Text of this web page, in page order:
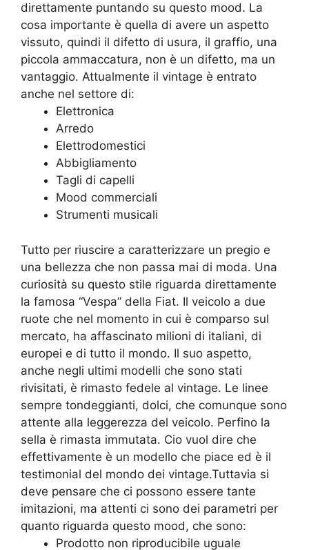
direttamente puntando su questo mood. La
cosa importante è quella di avere un aspetto
vissuto, quindi il difetto di usura, il graffio, una
piccola ammaccatura, non è un difetto, ma un
vantaggio. Attualmente il vintage è entrato
anche nel settore di:
Elettronica
Arredo
Elettrodomestici
Abbigliamento
Tagli di capelli
Mood commerciali
Strumenti musicali
Tutto per riuscire a caratterizzare un pregio e
una bellezza che non passa mai di moda. Una
curiosità su questo stile riguarda direttamente
la famosa “Vespa” della Fiat. Il veicolo a due
ruote che nel momento in cui è comparso sul
mercato, ha affascinato milioni di italiani, di
europei e di tutto il mondo. Il suo aspetto,
anche negli ultimi modelli che sono stati
rivisitati, è rimasto fedele al vintage. Le linee
sempre tondeggianti, dolci, che comunque sono
attente alla leggerezza del veicolo. Perfino la
sella è rimasta immutata. Cio vuol dire che
effettivamente è un modello che piace ed è il
testimonial del mondo dei vintage.Tuttavia si
deve pensare che ci possono essere tante
imitazioni, ma attenti ci sono dei parametri per
quanto riguarda questo mood, che sono:
Prodotto non riproducibile uguale